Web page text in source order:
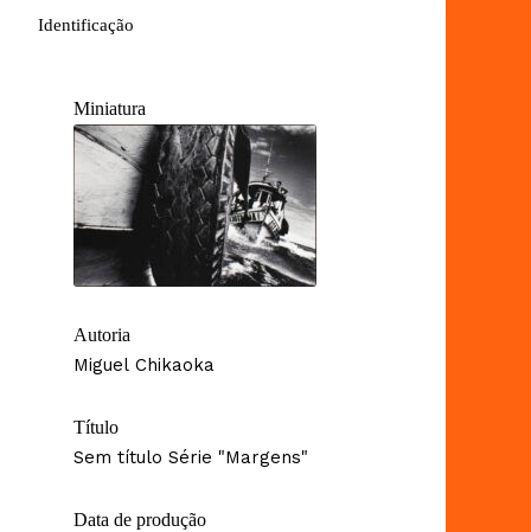
Identificação
Miniatura
Autoria
Miguel Chikaoka
Título
Sem título Série "Margens"
Data de produção